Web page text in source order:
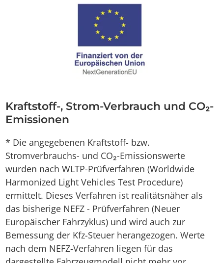
Kraftstoff-, Strom-Verbrauch und CO₂-
Emissionen
* Die angegebenen Kraftstoff- bzw.
Stromverbrauchs- und CO₂-Emissionswerte
wurden nach WLTP-Prüfverfahren (Worldwide
Harmonized Light Vehicles Test Procedure)
ermittelt. Dieses Verfahren ist realitätsnäher als
das bisherige NEFZ - Prüfverfahren (Neuer
Europäischer Fahrzyklus) und wird auch zur
Bemessung der Kfz-Steuer herangezogen. Werte
nach dem NEFZ-Verfahren liegen für das